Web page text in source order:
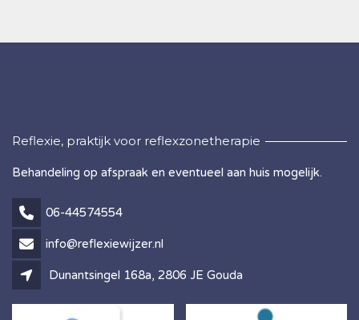
Reflexie, praktijk voor reflexzonetherapie
Behandeling op afspraak en eventueel aan huis mogelijk.
06-44574554
info@reflexiewijzer.nl
Dunantsingel 168a, 2806 JE Gouda